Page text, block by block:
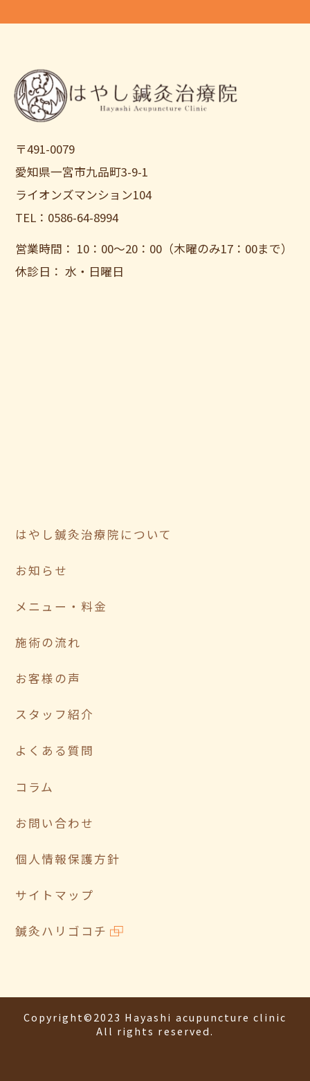
〒491-0079
愛知県一宮市九品町3-9-1
ライオンズマンション104
TEL：0586-64-8994
営業時間： 10：00〜20：00（木曜のみ17：00まで）
休診日： 水・日曜日
はやし鍼灸治療院について
お知らせ
メニュー・料金
施術の流れ
お客様の声
スタッフ紹介
よくある質問
コラム
お問い合わせ
個人情報保護方針
サイトマップ
鍼灸ハリゴコチ
Copyright©2023 Hayashi acupuncture clinic
All rights reserved.